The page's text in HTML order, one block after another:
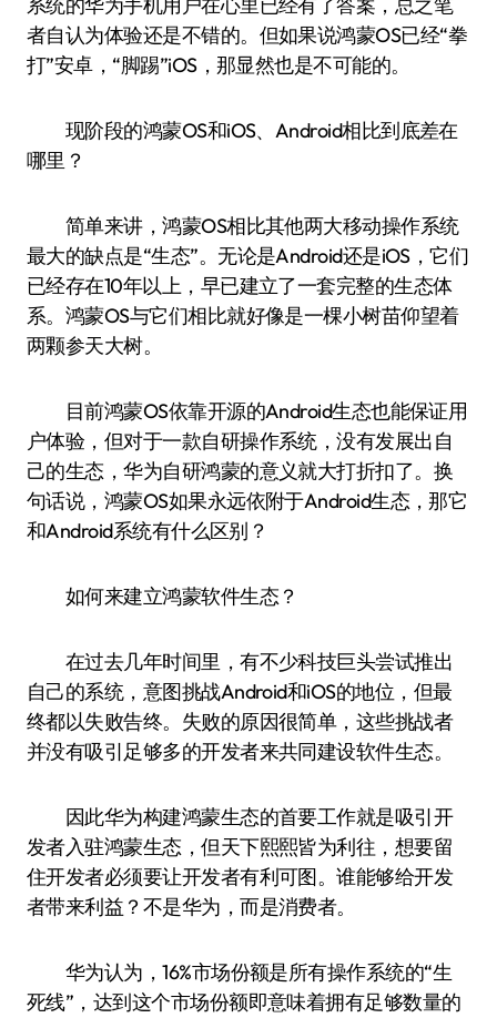
者自认为体验还是不错的。但如果说鸿蒙OS已经“拳
打”安卓，“脚踢”iOS，那显然也是不可能的。
现阶段的鸿蒙OS和iOS、Android相比到底差在
哪里？
简单来讲，鸿蒙OS相比其他两大移动操作系统
最大的缺点是“生态”。无论是Android还是iOS，它们
已经存在10年以上，早已建立了一套完整的生态体
系。鸿蒙OS与它们相比就好像是一棵小树苗仰望着
两颗参天大树。
目前鸿蒙OS依靠开源的Android生态也能保证用
户体验，但对于一款自研操作系统，没有发展出自
己的生态，华为自研鸿蒙的意义就大打折扣了。换
句话说，鸿蒙OS如果永远依附于Android生态，那它
和Android系统有什么区别？
如何来建立鸿蒙软件生态？
在过去几年时间里，有不少科技巨头尝试推出
自己的系统，意图挑战Android和iOS的地位，但最
终都以失败告终。失败的原因很简单，这些挑战者
并没有吸引足够多的开发者来共同建设软件生态。
因此华为构建鸿蒙生态的首要工作就是吸引开
发者入驻鸿蒙生态，但天下熙熙皆为利往，想要留
住开发者必须要让开发者有利可图。谁能够给开发
者带来利益？不是华为，而是消费者。
华为认为，16%市场份额是所有操作系统的“生
死线”，达到这个市场份额即意味着拥有足够数量的